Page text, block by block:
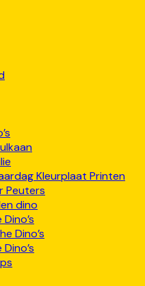
Kleurplaat Printen
Peuters
dino
Dino’s